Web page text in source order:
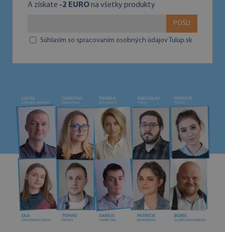
A získate -2 EUROna všetky produkty
POŠLI
Súhlasím so spracovaním osobných údajov Tulup.sk